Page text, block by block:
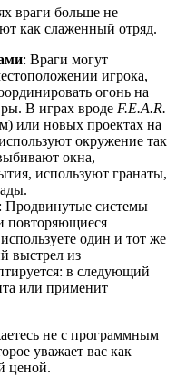
враги больше не
как слаженный отряд.
: Враги могут
игрока,
огонь на
В играх вроде F.E.A.R.
или новых проектах на
окружение так
окна,
используют гранаты,
: Продвинутые системы
повторяющиеся
один и тот же
выстрел из
в следующий
или применит
не с программным
уважает вас как
ценой.